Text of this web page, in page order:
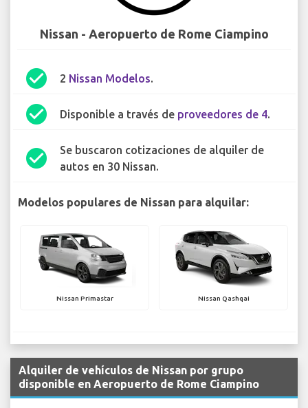
Nissan - Aeropuerto de Rome Ciampino
check_circle 2 Nissan Modelos.
check_circle Disponible a través de proveedores de 4.
check_circle
Se buscaron cotizaciones de alquiler de
autos en 30 Nissan.
Modelos populares de Nissan para alquilar:
Nissan Primastar Nissan Qashqai
Alquiler de vehículos de Nissan por grupo
disponible en Aeropuerto de Rome Ciampino